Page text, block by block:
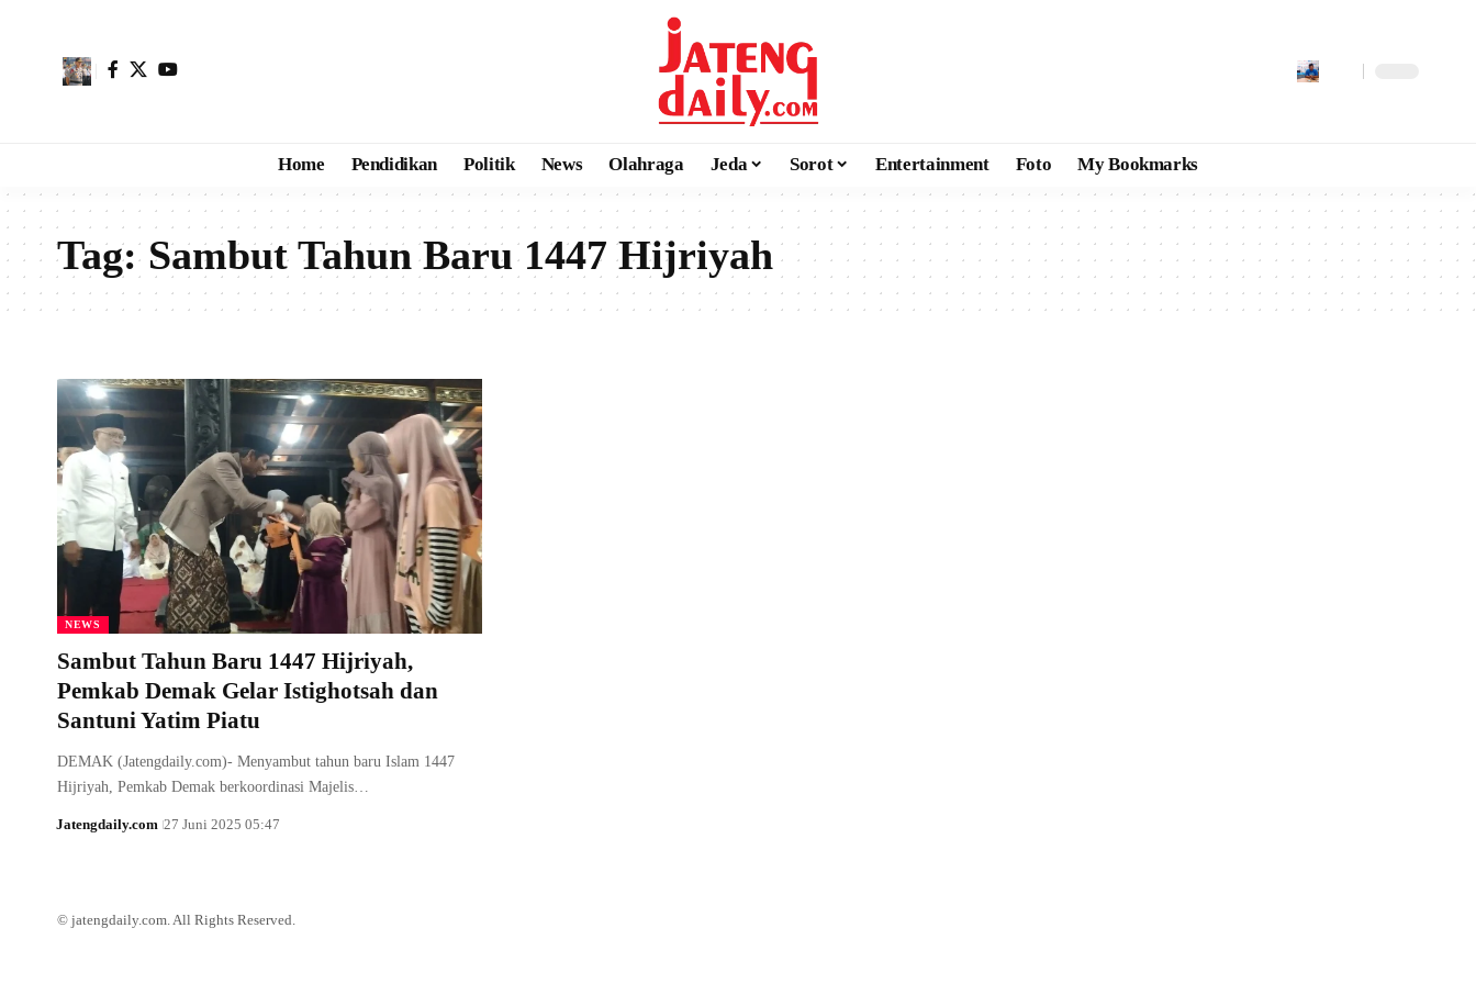
Home Pendidikan Politik News Olahraga Jeda Sorot Entertainment Foto My Bookmarks
Tag: Sambut Tahun Baru 1447 Hijriyah
NEWS
Sambut Tahun Baru 1447 Hijriyah,
Pemkab Demak Gelar Istighotsah dan
Santuni Yatim Piatu
DEMAK (Jatengdaily.com)- Menyambut tahun baru Islam 1447
Hijriyah, Pemkab Demak berkoordinasi Majelis…
Jatengdaily.com 27 Juni 2025 05:47
© jatengdaily.com. All Rights Reserved.